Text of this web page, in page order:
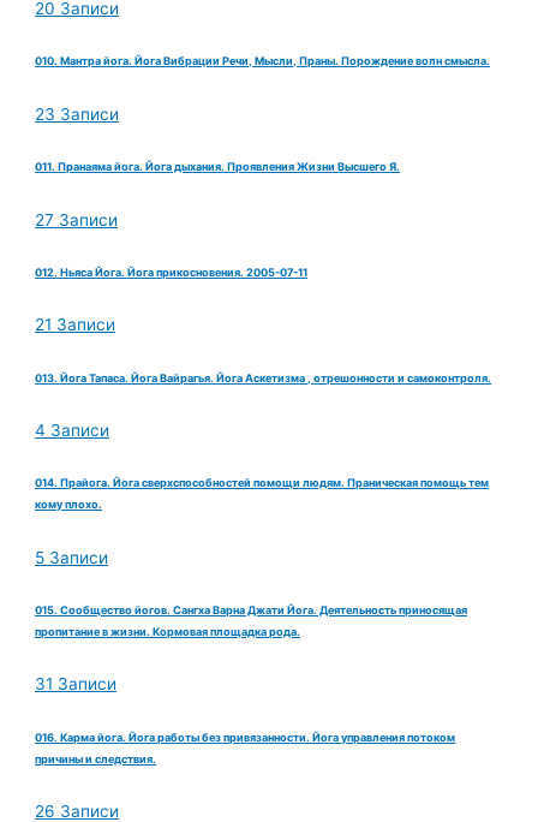
20 Записи
010. Мантра йога. Йога Вибрации Речи, Мысли, Праны. Порождение волн смысла.
23 Записи
011. Пранаяма йога. Йога дыхания. Проявления Жизни Высшего Я.
27 Записи
012. Ньяса Йога. Йога прикосновения. 2005-07-11
21 Записи
013. Йога Тапаса. Йога Вайрагья. Йога Аскетизма , отрешонности и самоконтроля.
4 Записи
014. Прайога. Йога сверхспособностей помощи людям. Праническая помощь тем
кому плохо.
5 Записи
015. Сообщество йогов. Сангха Варна Джати Йога. Деятельность приносящая
пропитание в жизни. Кормовая площадка рода.
31 Записи
016. Карма йога. Йога работы без привязанности. Йога управления потоком
причины и следствия.
26 Записи